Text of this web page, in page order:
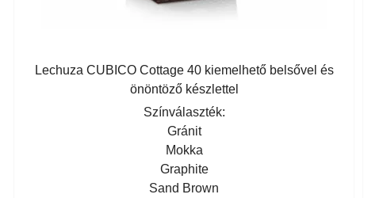
Lechuza CUBICO Cottage 40 kiemelhető belsővel és
önöntöző készlettel
Színválaszték:
Gránit
Mokka
Graphite
Sand Brown